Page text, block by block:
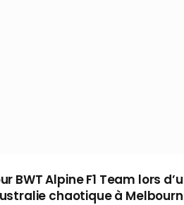
BWT Alpine F1 Team lors
chaotique à